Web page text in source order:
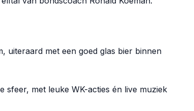
uiteraard met een goed glas bier binnen
sfeer, met leuke WK-acties én live muziek